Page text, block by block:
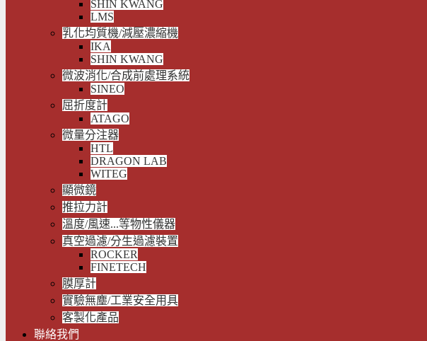
SHIN KWANG
LMS
乳化均質機/減壓濃縮機
IKA
SHIN KWANG
微波消化/合成前處理系統
SINEO
屈折度計
ATAGO
微量分注器
HTL
DRAGON LAB
WITEG
顯微鏡
推拉力計
溫度/風速...等物性儀器
真空過濾/分生過濾裝置
ROCKER
FINETECH
膜厚計
實驗無塵/工業安全用具
客製化產品
聯絡我們